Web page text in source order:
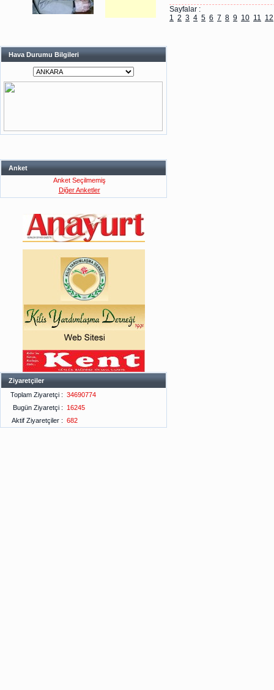
Hava Durumu Bilgileri
Anket
Anket Seçilmemiş
Diğer Anketler
Ziyaretçiler
Toplam Ziyaretçi : 34690774
Bugün Ziyaretçi :
16245
Aktif Ziyaretçiler : 682
Sayfalar :
1 2 3 4 5 6 7 8 9 10 11 12